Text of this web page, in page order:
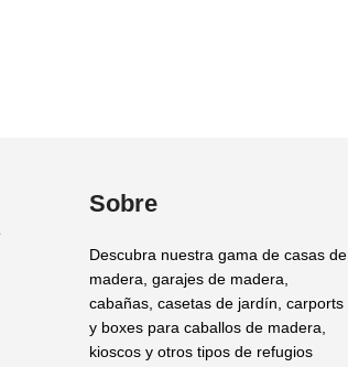
Sobre
Descubra nuestra gama de casas de
madera, garajes de madera,
cabañas, casetas de jardín, carports
y boxes para caballos de madera,
kioscos y otros tipos de refugios